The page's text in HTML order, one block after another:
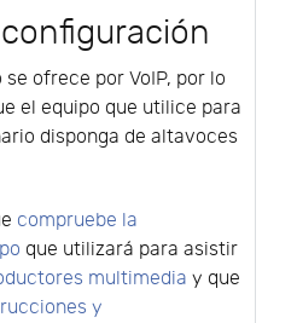
ofrece por VoIP, por lo
el equipo que utilice para
disponga de altavoces
compruebe la
que utilizará para asistir
multimedia y que
y